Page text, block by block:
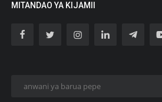
MITANDAO YA KIJAMII